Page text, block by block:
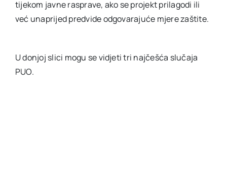
tijekom javne rasprave, ako se projekt prilagodi ili
već unaprijed predvide odgovarajuće mjere zaštite.
U donjoj slici mogu se vidjeti tri najčešća slučaja
PUO.